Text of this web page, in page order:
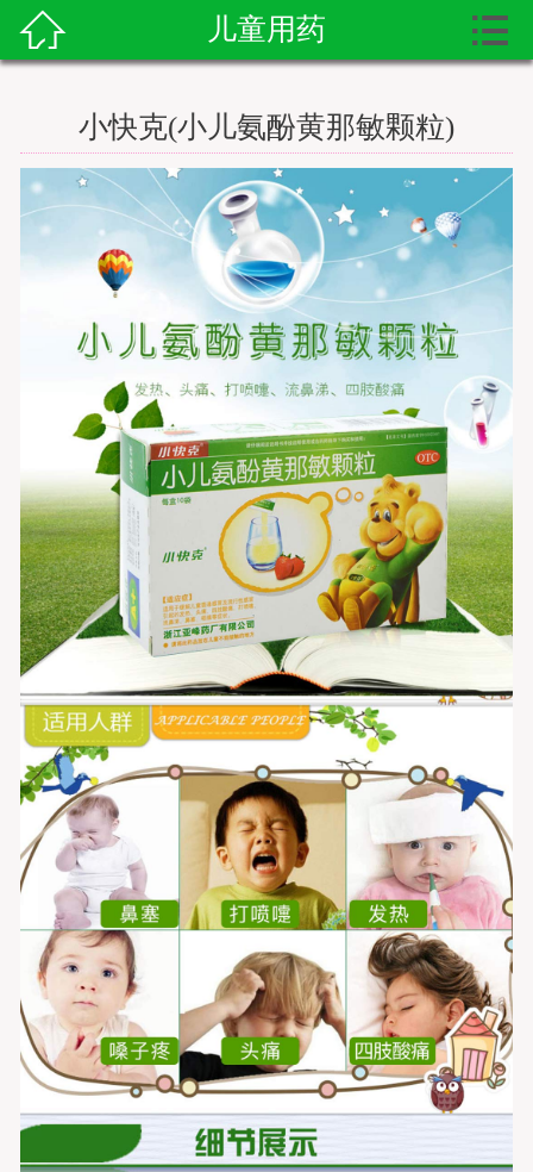
送药资讯
寻医问药
护工服务
送药服务
 儿童用药 
小快克(小儿氨酚黄那敏颗粒)